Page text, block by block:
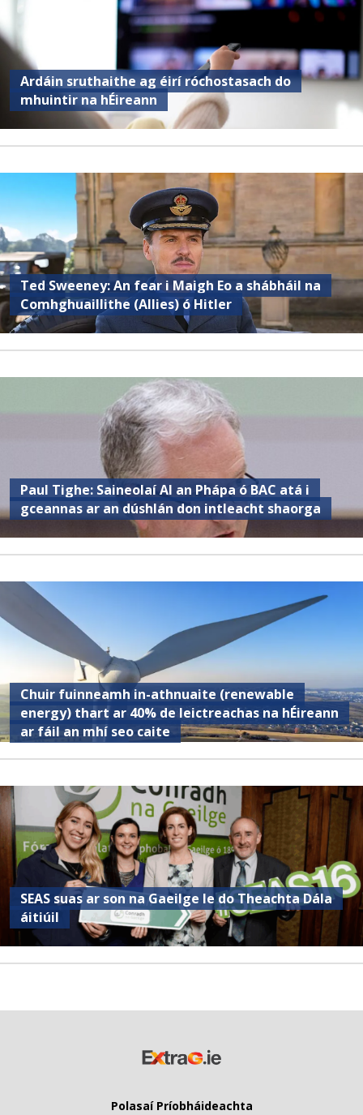
Ardáin sruthaithe ag éirí róchostasach do
mhuintir na hÉireann
Ted Sweeney: An fear i Maigh Eo a shábháil na
Comhghuaillithe (Allies) ó Hitler
Paul Tighe: Saineolaí AI an Phápa ó BAC atá i
gceannas ar an dúshlán don intleacht shaorga
Chuir fuinneamh in-athnuaite (renewable
energy) thart ar 40% de leictreachas na hÉireann
ar fáil an mhí seo caite
SEAS suas ar son na Gaeilge le do Theachta Dála
áitiúil
Polasaí Príobháideachta